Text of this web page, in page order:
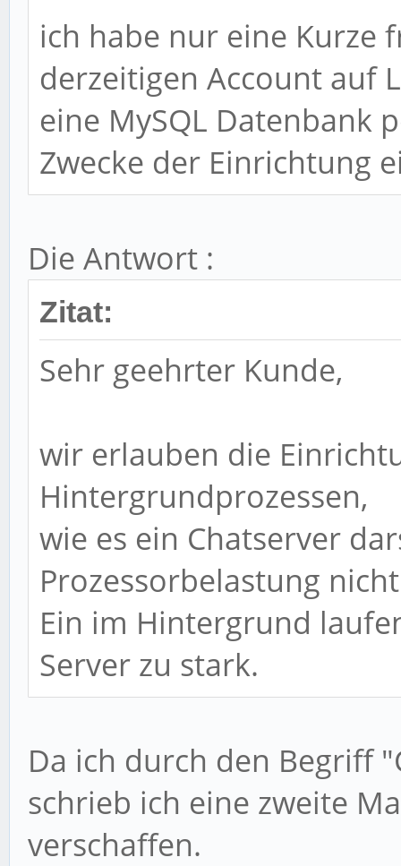
ich habe nur eine Kurze
derzeitigen Account auf
eine MySQL Datenbank
Zwecke der Einrichtung
Die Antwort :
Zitat:
Sehr geehrter Kunde,
wir erlauben die
Hintergrundprozessen,
wie es ein Chatserver
Prozessorbelastung
Ein im Hintergrund
Server zu stark.
Da ich durch den Begriff
schrieb ich eine zweite
verschaffen.